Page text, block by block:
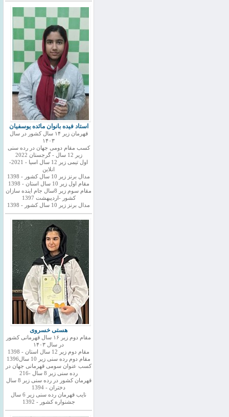
استاد فیده بانوان مائده یوسفیان
قهرمان زیر ۱۴ سال کشور در سال
۱۴۰۳
کسب مقام دومی جهان در رده سنی
زیر 12 سال - گرجستان 2022
اول تیمی زیر 12 سال اسیا - 2021-
انلاین
مدال برنز زیر 10 سال کشور - 1398
مقام اول زیر 10 سال استان - 1398
مقام سوم زیر 8سال جام اینده سازان
کشور -اردیبهشت 1397
مدال برنز زیر 10 سال کشور - 1398
هستی خسروی
مقام دوم زیر ۱۶ سال قهرمانی کشور
در سال ۱۴۰۳
مقام دوم زیر 12 سال استان - 1398
مقام دوم رده سنی زیر 10 سال1396
کسب عنوان سومی قهرمانی جهان در
رده سنی زیر 8 سال -216
قهرمان کشور در رده سنی زیر 8 سال
دختران - 1394
نایب قهرمان رده سنی زیر 6 سال
جشنواره کشور - 1392